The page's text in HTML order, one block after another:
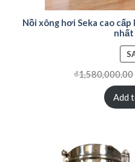
Nồi xông hơi Seka cao
nhất
₫1,580,000.00
Add